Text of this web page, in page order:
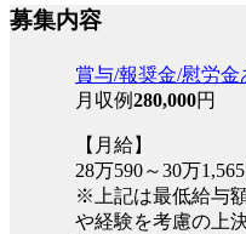
募集内容
賞与/報奨金/慰労金
月収例280,000円
【月給】
28万590～30万
※上記は最低給与
や経験を考慮の上